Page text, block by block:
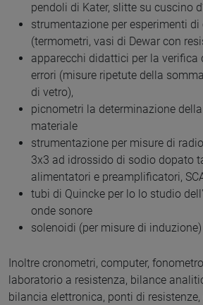
pendoli di Kater, slitte su cuscino
strumentazione per esperimenti
(termometri, vasi di Dewar con
apparecchi didattici per la verifica
errori (misure ripetute della
di vetro),
picnometri la determinazione
materiale
strumentazione per misure di
3x3 ad idrossido di sodio dopato
alimentatori e preamplificatori,
tubi di Quincke per lo lo studio
onde sonore
solenoidi (per misure di induzione)
Inoltre cronometri, computer,
laboratorio a resistenza, bilance
bilancia elettronica, ponti di